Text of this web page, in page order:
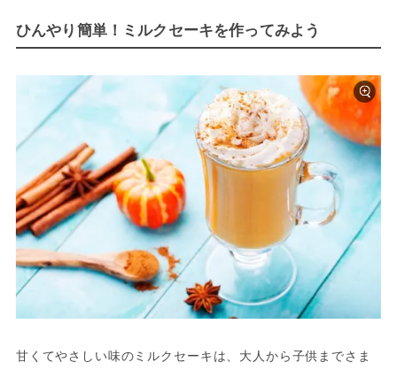
ひんやり簡単！ミルクセーキを作ってみよう
甘くてやさしい味のミルクセーキは、大人から子供までさま